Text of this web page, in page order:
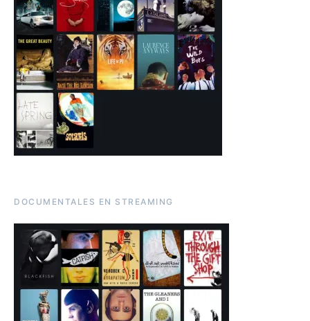
DOCUMENTALES EN STREAMING